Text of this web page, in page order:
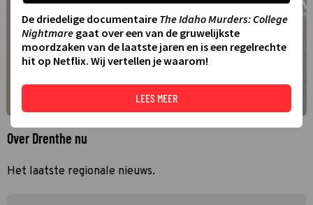
Over Drenthe nu
Het laatste regionale nieuws.
De driedelige documentaire The Idaho Murders: College
Nightmare gaat over een van de gruwelijkste
moordzaken van de laatste jaren en is een regelrechte
hit op Netflix. Wij vertellen je waarom!
LEES MEER